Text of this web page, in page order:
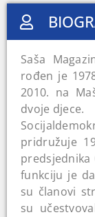
Saša
rođen je
2010. na
dvoje djece.
pridružuje
funkciju je
su članovi
su